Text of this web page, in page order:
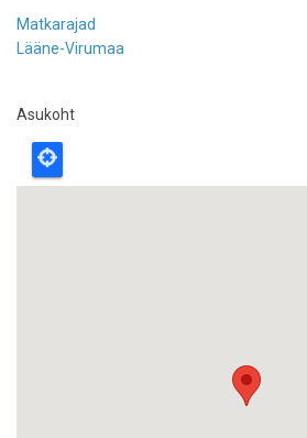
Matkarajad
Lääne-Virumaa
Asukoht